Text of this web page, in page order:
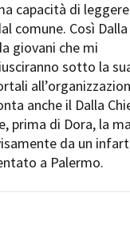
capacità di
comune. Così Dalla
giovani che mi
sotto la
anche il Dalla
prima di Dora, la
da un
a Palermo.